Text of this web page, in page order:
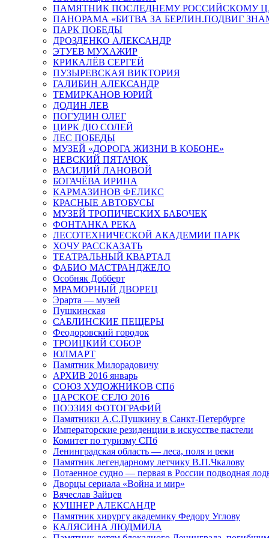
ПАМЯТНИК ПОСЛЕДНЕМУ РОССИЙСКОМУ
ПАНОРАМА «БИТВА ЗА БЕРЛИН.ПОДВИГ
ПАРК ПОБЕДЫ
ДРОЗДЕНКО АЛЕКСАНДР
ЭТУЕВ МУХАЖИР
КРИКАЛЁВ СЕРГЕЙ
ПУЗЫРЕВСКАЯ ВИКТОРИЯ
ГАЛИБИН АЛЕКСАНДР
ТЕМИРКАНОВ ЮРИЙ
ДОДИН ЛЕВ
ПОГУДИН ОЛЕГ
ЦИРК ДЮ СОЛЕЙ
ЛЕС ПОБЕДЫ
МУЗЕЙ «ДОРОГА ЖИЗНИ В КОБОНЕ»
НЕВСКИЙ ПЯТАЧОК
ВАСИЛИЙ ЛАНОВОЙ
БОГАЧЁВА ИРИНА
КАРМАЗИНОВ ФЕЛИКС
КРАСНЫЕ АВТОБУСЫ
МУЗЕЙ ТРОПИЧЕСКИХ БАБОЧЕК
ФОНТАНКА РЕКА
ЛЕСОТЕХНИЧЕСКОЙ АКАДЕМИИ ПАРК
ХОЧУ РАССКАЗАТЬ
ТЕАТРАЛЬНЫЙ КВАРТАЛ
ФАБИО МАСТРАНДЖЕЛО
Особняк Добберт
МРАМОРНЫЙ ДВОРЕЦ
Эрарта — музей
Пушкинская
САБЛИНСКИЕ ПЕЩЕРЫ
Феодоровский городок
ТРОИЦКИЙ СОБОР
ЮЛМАРТ
Памятник Милорадовичу
АРХИВ 2016 январь
СОЮЗ ХУДОЖНИКОВ СПб
ЦАРСКОЕ СЕЛО 2016
ПОЭЗИЯ ФОТОГРАФИЙ
Памятники А.С.Пушкину в Санкт-Петербурге
Императорские резиденции в искусстве пастели
Комитет по туризму СПб
Ленинградская область — леса, поля и реки
Памятник легендарному летчику В.П.Чкалову
Потаенное судно — первая в России подводная
Дворцы сериала «Война и мир»
Вячеслав Зайцев
КУШНЕР АЛЕКСАНДР
Памятник хирургу академику Федору Углову
КАЛЯСИНА ЛЮДМИЛА